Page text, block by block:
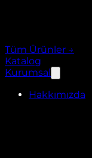
Tüm Ürünler →
Katalog
Kurumsal
Hakkımızda